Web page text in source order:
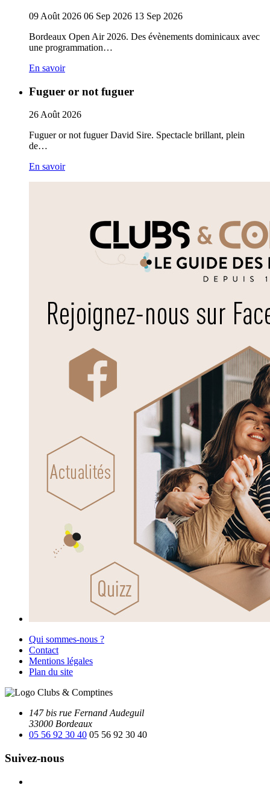
09 Août 2026 06 Sep 2026 13 Sep 2026
Bordeaux Open Air 2026. Des évènements dominicaux avec
une programmation…
En savoir
Fuguer or not fuguer
26Août 2026
Fuguer or not fuguer David Sire. Spectacle brillant, plein
de…
En savoir
Qui sommes-nous ?
Contact
Mentions légales
Plan du site
147 bis rue Fernand Audeguil
33000 Bordeaux
05 56 92 30 40 05 56 92 30 40
Suivez-nous